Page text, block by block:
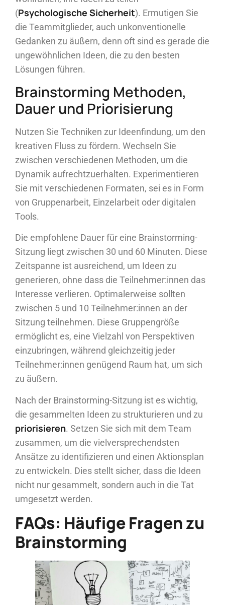
(Psychologische Sicherheit). Ermutigen Sie
die Teammitglieder, auch unkonventionelle
Gedanken zu äußern, denn oft sind es gerade die
ungewöhnlichen Ideen, die zu den besten
Lösungen führen.
Brainstorming Methoden,
Dauer und Priorisierung
Nutzen Sie Techniken zur Ideenfindung, um den
kreativen Fluss zu fördern. Wechseln Sie
zwischen verschiedenen Methoden, um die
Dynamik aufrechtzuerhalten. Experimentieren
Sie mit verschiedenen Formaten, sei es in Form
von Gruppenarbeit, Einzelarbeit oder digitalen
Tools.
Die empfohlene Dauer für eine Brainstorming-
Sitzung liegt zwischen 30 und 60 Minuten. Diese
Zeitspanne ist ausreichend, um Ideen zu
generieren, ohne dass die Teilnehmer:innen das
Interesse verlieren. Optimalerweise sollten
zwischen 5 und 10 Teilnehmer:innen an der
Sitzung teilnehmen. Diese Gruppengröße
ermöglicht es, eine Vielzahl von Perspektiven
einzubringen, während gleichzeitig jeder
Teilnehmer:innen genügend Raum hat, um sich
zu äußern.
Nach der Brainstorming-Sitzung ist es wichtig,
die gesammelten Ideen zu strukturieren und zu
priorisieren. Setzen Sie sich mit dem Team
zusammen, um die vielversprechendsten
Ansätze zu identifizieren und einen Aktionsplan
zu entwickeln. Dies stellt sicher, dass die Ideen
nicht nur gesammelt, sondern auch in die Tat
umgesetzt werden.
FAQs: Häufige Fragen zu
Brainstorming